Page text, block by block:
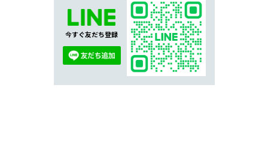
今すぐ友だち登録